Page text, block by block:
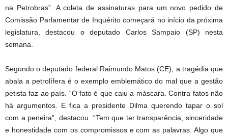
na Petrobras”. A coleta de assinaturas para um novo pedido de
Comissão Parlamentar de Inquérito começará no início da próxima
legislatura, destacou o deputado Carlos Sampaio (SP) nesta
semana.
Segundo o deputado federal Raimundo Matos (CE), a tragédia que
abala a petrolífera é o exemplo emblemático do mal que a gestão
petista faz ao país. “O fato é que caiu a máscara. Contra fatos não
há argumentos. E fica a presidente Dilma querendo tapar o sol
com a peneira”, destacou. “Tem que ter transparência, sinceridade
e honestidade com os compromissos e com as palavras. Algo que